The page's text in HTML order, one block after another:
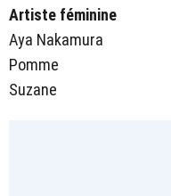
Artiste féminine
Aya Nakamura
Pomme
Suzane